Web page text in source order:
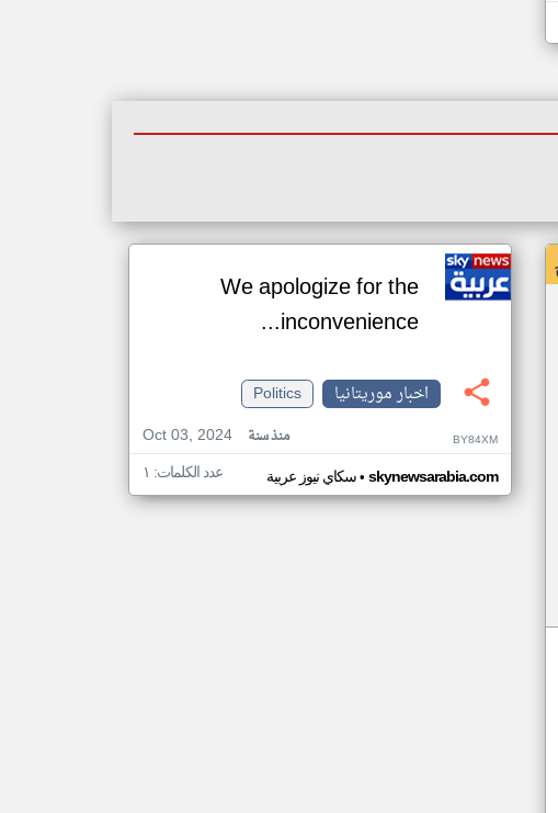
We apologize for the
inconvenience...
اخبار موريتانيا
Politics
Oct 03, 2024
منذ سنة BY84XM
سكاي نيوز عربية• skynewsarabia.com عدد الكلمات: ١